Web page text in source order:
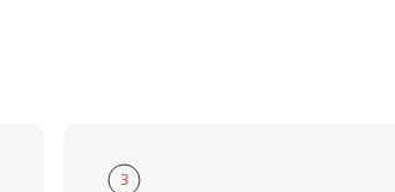
3